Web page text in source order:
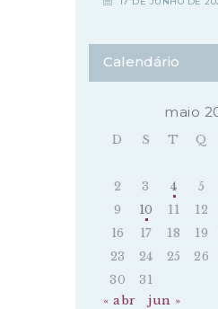
Calendário
maio
D S T Q
2
3 4 5
9
10 11 12
16
17 18 19
23
24 25 26
30
31
« abr
jun »